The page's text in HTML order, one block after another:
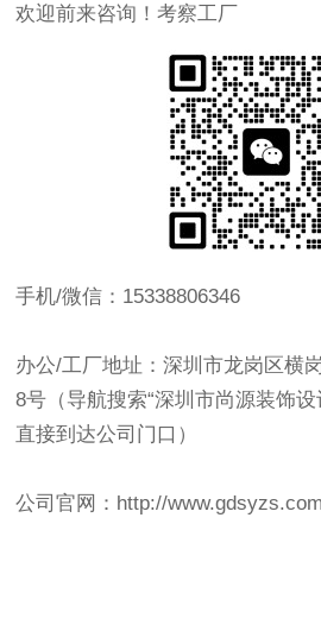
欢迎前来咨询！考察工厂
手机/微信：15338806346
办公/工厂地址：深圳市龙岗区横
8号（导航搜索“深圳市尚源装饰
直接到达公司门口）
公司官网：http://www.gdsyzs.com